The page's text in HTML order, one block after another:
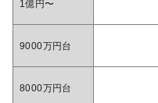
1億円〜
9000万円台
8000万円台